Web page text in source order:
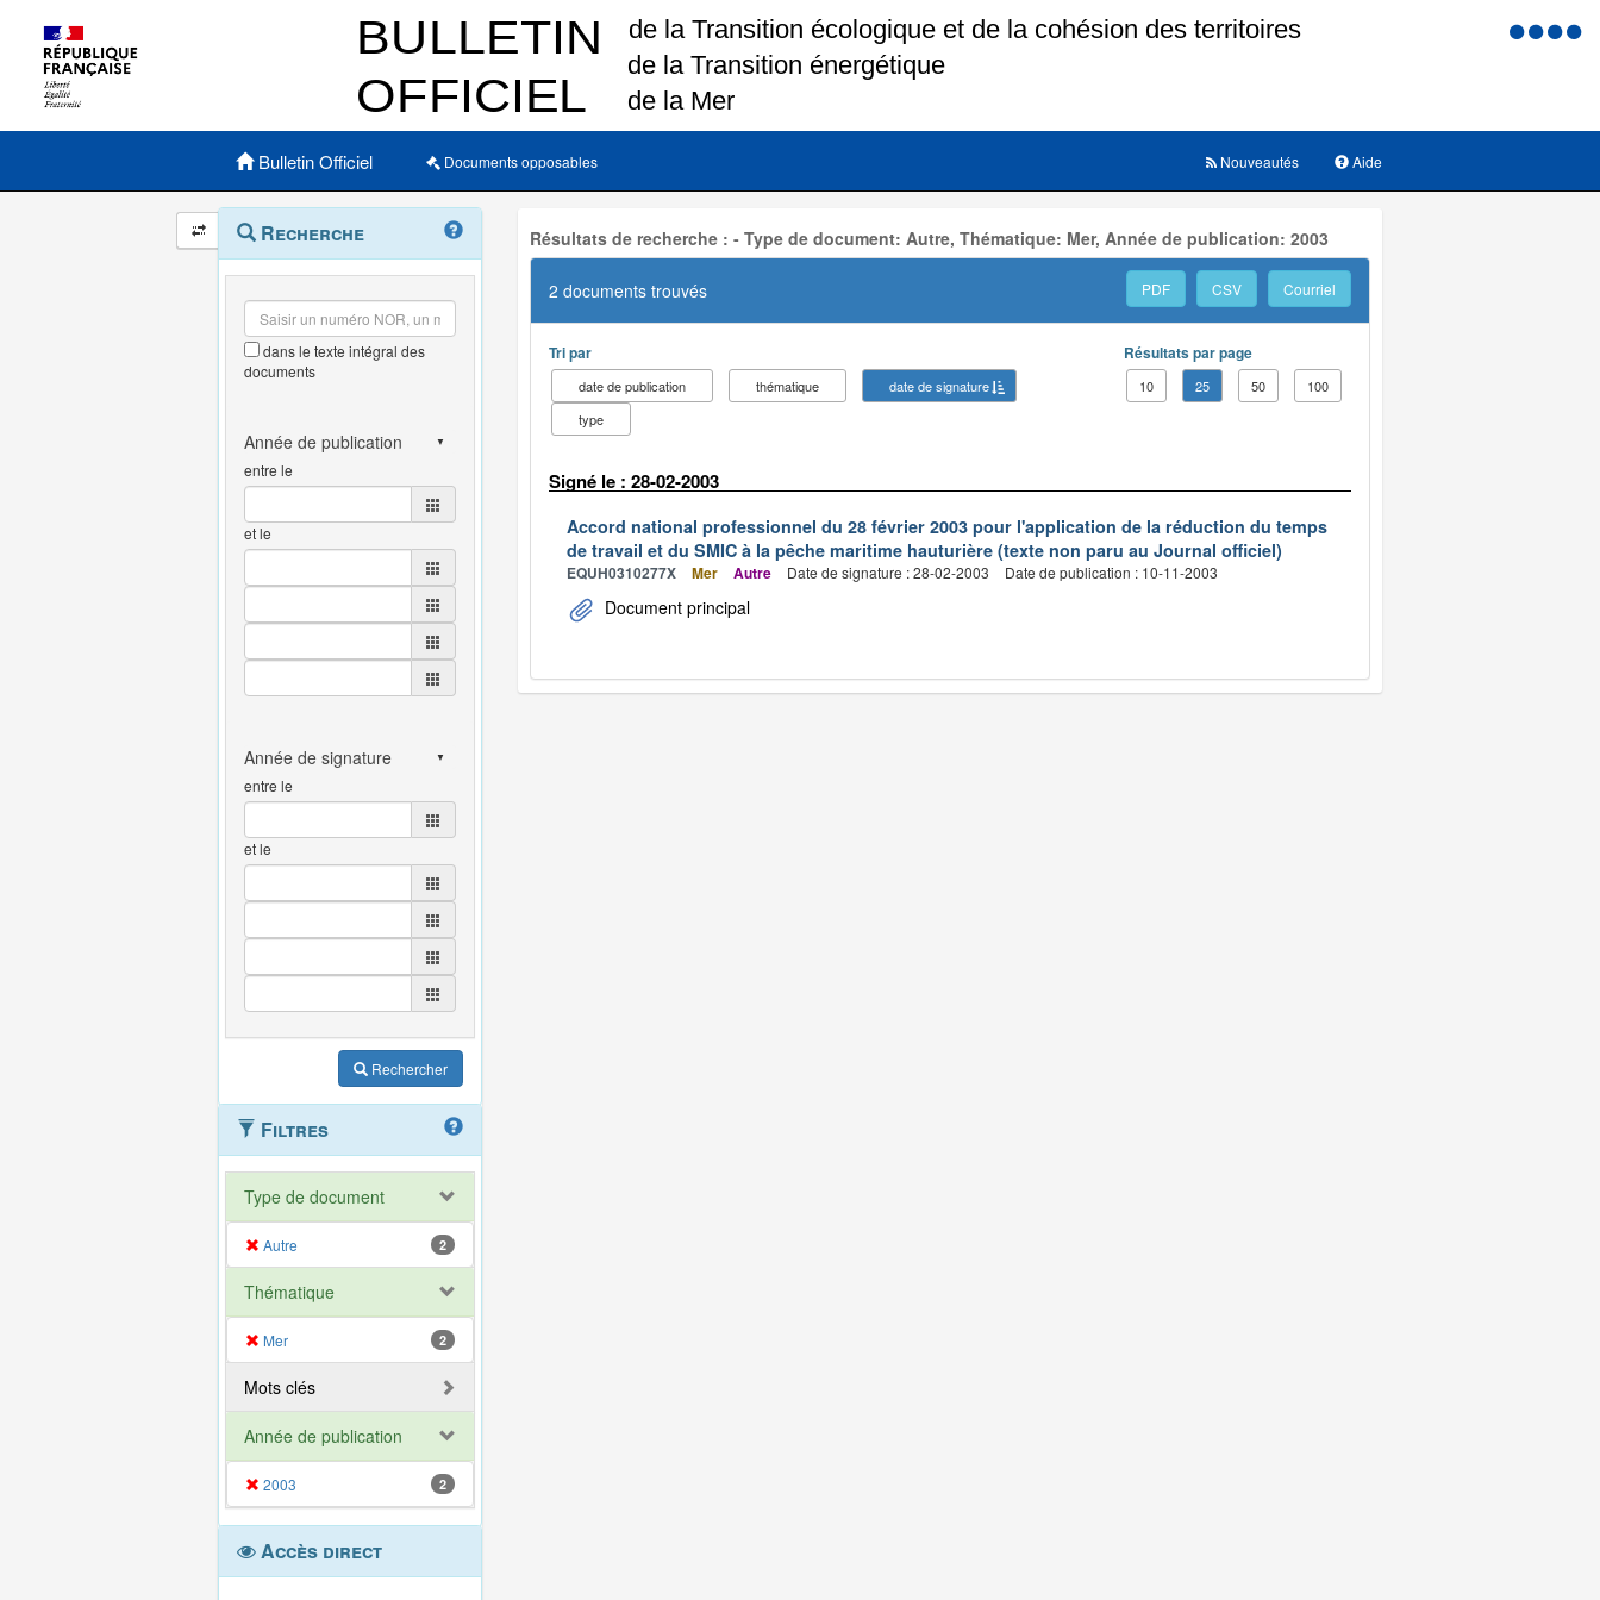
Menu
Menu principal
Bulletin Officiel Documents opposables Aide
Nouveautés
Navigation
et
outils
annexes
Menu
contextuel
Recherche
dans le texte intégral des
documents
entre le
et le
entre le
et le
Rechercher
Filtres
Type de document
Autre 2
Thématique
Mer 2
Mots clés
Année de publication
2003 2
Accès direct
Résultats de recherche : - Type de document: Autre, Thématique: Mer, Année de publication: 2003
2 documents trouvés PDF CSV Courriel
Tri par
date de publication thématique
date de signature
type
Résultats par page
10 25 50 100
Signé le : 28-02-2003
Accord national professionnel du 28 février 2003 pour l'application de la réduction du temps
de travail et du SMIC à la pêche maritime hauturière (texte non paru au Journal officiel)
EQUH0310277X Mer Autre Date de signature : 28-02-2003 Date de publication : 10-11-2003
Document principal